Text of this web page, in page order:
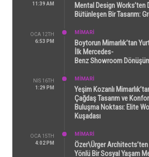
11:39 AM
Mental Design Works’ten
Bütünleşen Bir Tasarım:
OCA 12TH
6:53 PM
MİMARİ
Boytorun Mimarlık’tan
İlk Mercedes-
Benz Showroom
NIS 16TH
1:29 PM
MİMARİ
Yeşim Kozanlı
Çağdaş Tasarım ve
Buluşma Noktası: Elite
Kuşadası
OCA 15TH
4:02 PM
MİMARİ
Özer\Ürger Architects’ten
Yönlü Bir Sosyal Yaşam